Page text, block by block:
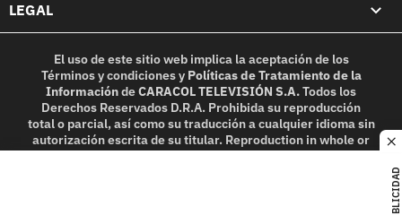
PUBLICIDAD
LEGAL
El uso de este sitio web implica la aceptación de los
Términos y condicionesy Políticas de Tratamiento de la
InformacióndeCARACOL TELEVISIÓN S.A.Todos los
Derechos Reservados D.R.A. Prohibida su reproducción
total o parcial, así como su traducción a cualquier idioma sin
autorización escrita de su titular. Reproduction in whole or
in part, or translation without written permission is